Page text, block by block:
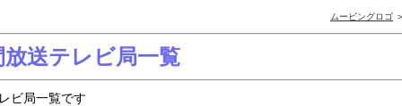
ムービングロゴ
送テレビ局一覧
ビ局一覧です